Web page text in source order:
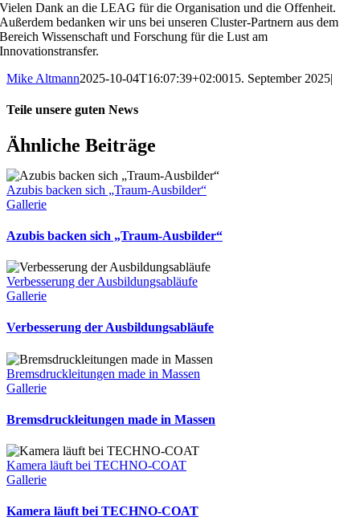
Vielen Dank an die LEAG für die Organisation und die Offenheit.
Außerdem bedanken wir uns bei unseren Cluster-Partnern aus dem
Bereich Wissenschaft und Forschung für die Lust am
Innovationstransfer.
Mike Altmann2025-10-04T16:07:39+02:0015. September 2025|
Teile unsere guten News
Facebook
X
Reddit
LinkedIn
WhatsApp
Telegram
Tumblr
Pinterest
Vk
Xing
E-
Mail
Ähnliche Beiträge
Azubis backen sich „Traum-Ausbilder“
Gallerie
Azubis backen sich „Traum-Ausbilder“
Verbesserung der Ausbildungsabläufe
Gallerie
Verbesserung der Ausbildungsabläufe
Bremsdruckleitungen made in Massen
Gallerie
Bremsdruckleitungen made in Massen
Kamera läuft bei TECHNO-COAT
Gallerie
Kamera läuft bei TECHNO-COAT